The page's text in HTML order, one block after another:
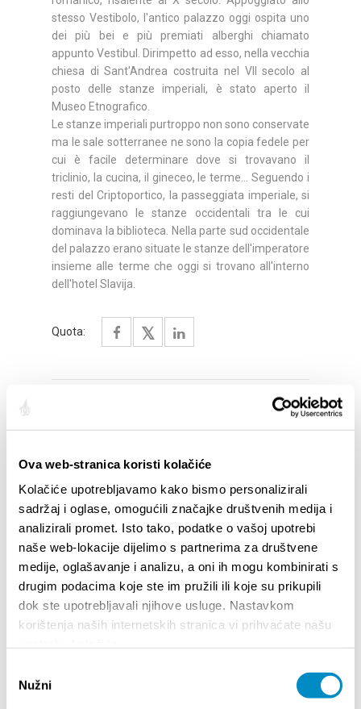
Ova web-stranica koristi kolačiće
Kolačiće upotrebljavamo kako bismo personalizirali
sadržaj i oglase, omogućili značajke društvenih medija i
analizirali promet. Isto tako, podatke o vašoj upotrebi
naše web-lokacije dijelimo s partnerima za društvene
medije, oglašavanje i analizu, a oni ih mogu kombinirati s
drugim podacima koje ste im pružili ili koje su prikupili
dok ste upotrebljavali njihove usluge. Nastavkom
korištenja naših internetskih stranica vi prihvaćate našu
pristanka
Nužni
stesso Vestibolo, l'antico palazzo oggi ospita uno
dei più bei e più premiati alberghi chiamato
appunto Vestibul. Dirimpetto ad esso, nella vecchia
chiesa di Sant'Andrea costruita nel VII secolo al
posto delle stanze imperiali, è stato aperto il
Museo Etnografico.
Le stanze imperiali purtroppo non sono conservate
ma le sale sotterranee ne sono la copia fedele per
cui è facile determinare dove si trovavano il
triclinio, la cucina, il gineceo, le terme... Seguendo i
resti del Criptoportico, la passeggiata imperiale, si
raggiungevano le stanze occidentali tra le cui
dominava la biblioteca. Nella parte sud occidentale
del palazzo erano situate le stanze dell'imperatore
insieme alle terme che oggi si trovano all'interno
dell'hotel Slavija.
Quota:
STUPA NA SNAGU POČETKOM 2027.- VAŽNA
Your